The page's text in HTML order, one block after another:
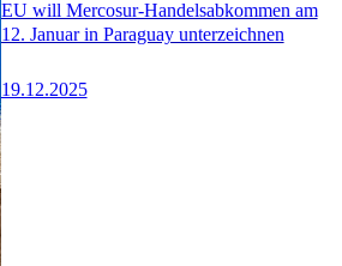
EU will Mercosur-Handelsabkommen am
12. Januar in Paraguay unterzeichnen
19.12.2025